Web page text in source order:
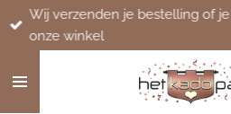
Ga
direct
de
Wij verzenden je bestelling of
onze winkel